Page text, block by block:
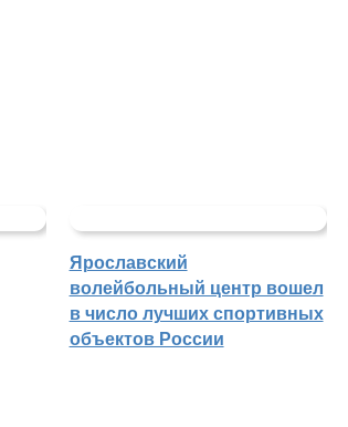
Ярославский
волейбольный центр вошел
в число лучших спортивных
объектов России